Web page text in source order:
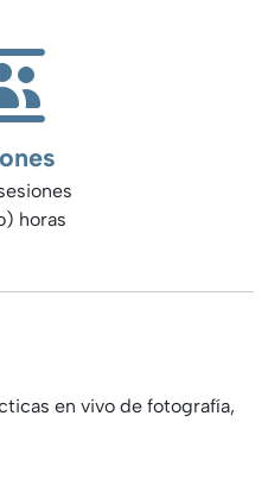
horas
en vivo de fotografía,